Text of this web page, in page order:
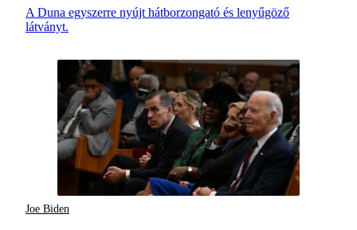
A Duna egyszerre nyújt hátborzongató és lenyűgöző
látványt.
Joe Biden